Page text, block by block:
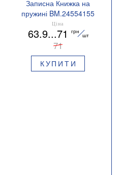
Записна Книжка на
пружині BM.24554155
Ціна
63.9...71 грн
шт
71
КУПИТИ